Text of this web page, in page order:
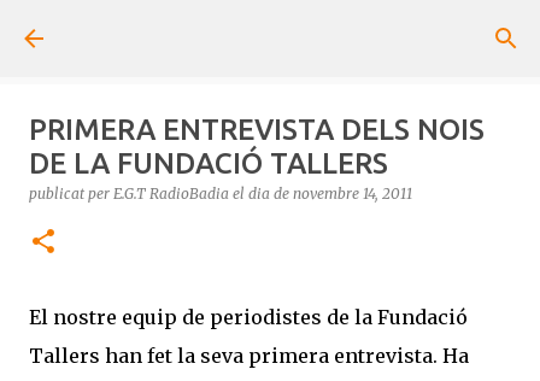
PRIMERA ENTREVISTA DELS NOIS
DE LA FUNDACIÓ TALLERS
publicat per E.G.T RadioBadia el dia de novembre 14, 2011
El nostre equip de periodistes de la Fundació
Tallers han fet la seva primera entrevista. Ha